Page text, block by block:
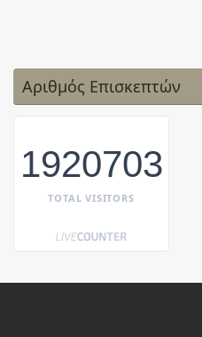
Αριθμός Επισκεπτών
1920703
TOTAL VISITORS